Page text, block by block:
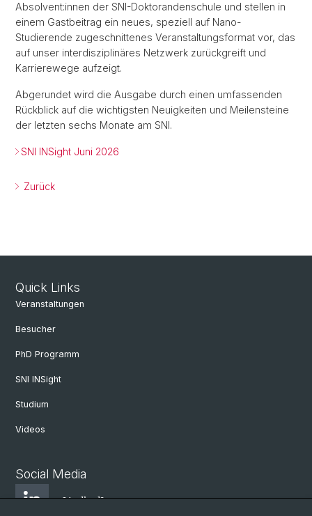
Absolvent:innen der SNI-Doktorandenschule und stellen in
einem Gastbeitrag ein neues, speziell auf Nano-
Studierende zugeschnittenes Veranstaltungsformat vor, das
auf unser interdisziplinäres Netzwerk zurückgreift und
Karrierewege aufzeigt.
Abgerundet wird die Ausgabe durch einen umfassenden
Rückblick auf die wichtigsten Neuigkeiten und Meilensteine
der letzten sechs Monate am SNI.
SNI INSight Juni 2026
Zurück
Quick Links
Veranstaltungen
Besucher
PhD Programm
SNI INSight
Studium
Videos
Social Media
LindkedIn